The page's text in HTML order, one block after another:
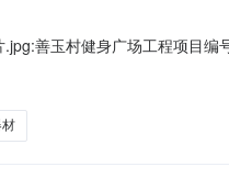
善玉村健身广场工程项目
（街道）大桥镇村（社区）善